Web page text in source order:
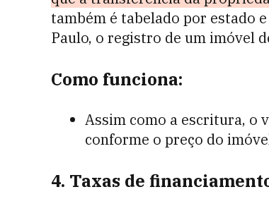
também é tabelado por estado
Paulo, o registro de um imóvel
Como funciona:
Assim como a escritura, o
conforme o preço do
4. Taxas de